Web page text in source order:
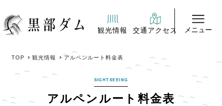
観光情報 交通アクセス メニュー
TOP 観光情報 アルペンルート料金表
SIGHTSEEING
アルペンルート料金表